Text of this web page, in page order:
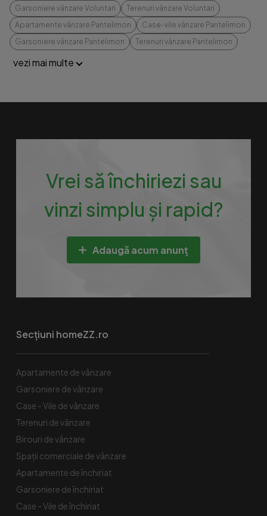
Garsoniere vânzare Voluntari
Terenuri vânzare Voluntari
Apartamente vânzare Pantelimon
Case-vile vânzare Pantelimon
Garsoniere vânzare Pantelimon
Terenuri vânzare Pantelimon
vezi mai multe
Vrei să închiriezi sau
vinzi simplu și rapid?
Adaugă acum anunț
Secțiuni homeZZ.ro
Apartamente de vânzare
Garsoniere de vânzare
Case - Vile de vânzare
Terenuri de vânzare
Birouri de vânzare
Spaţii comerciale de vânzare
Apartamente de închiriat
Garsoniere de închiriat
Case - Vile de închiriat